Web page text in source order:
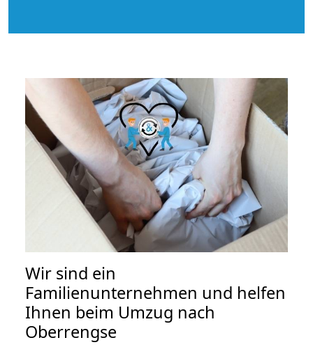
Wir sind ein
Familienunternehmen und helfen
Ihnen beim Umzug nach
Oberrengse